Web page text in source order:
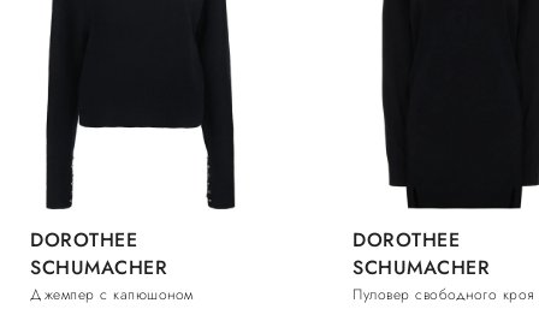
DOROTHEE
SCHUMACHER
Джемпер с капюшоном
DOROTHEE
SCHUMACHER
Пуловер свободного кроя